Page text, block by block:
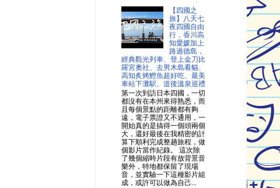
【四國之
旅】八天七
夜四國自由
行，香川高
知愛媛加上
路過德島，
經典觀光列車、登上金刀比
羅宮奧社、去男木島看貓、
高知炙烤鰹魚超好吃、最美
車站下灘駅、道後溫泉巡禮
第一次到訪日本四國，一切
都沒有在本州來得熟悉，而
且每個景點的距離都有夠
遠，電子票證又不通用，一
開始真的是搞得一個頭兩個
大，還好最後在我精密的計
算下順利完成整趟旅程，做
個影片當作紀錄。 這次除
了幾個縮時片段有放背景音
樂外，特地都保留了現場
音，並實驗一下這種影片組
成，或許可以做為自己...